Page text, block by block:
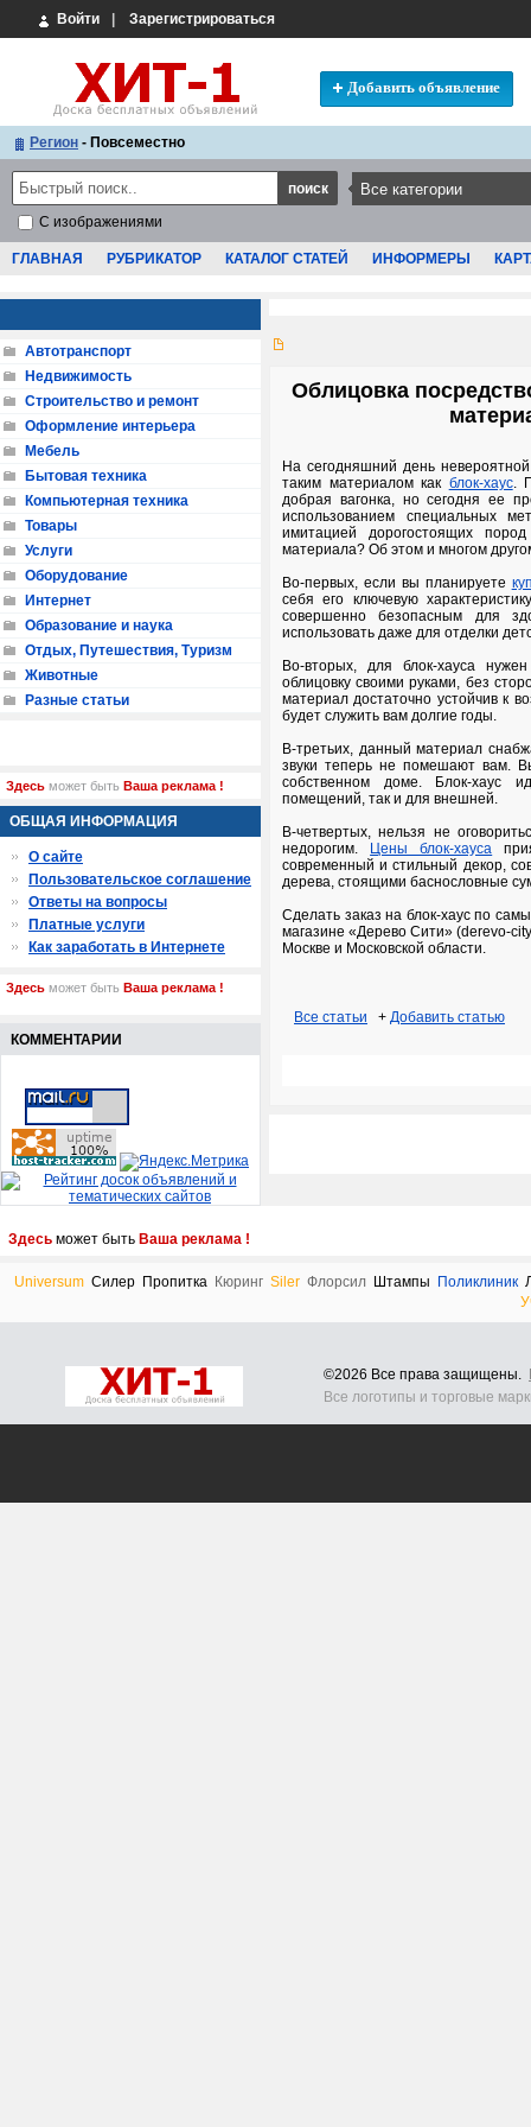
Войти Зарегистрироваться
Добавить объявление
Регион - Повсеместно
С изображениями
ГЛАВНАЯ РУБРИКАТОР КАТАЛОГ СТАТЕЙ ИНФОРМЕРЫ
Облицовка
На сегодняшний день
таким материалом как блок-хаус.
добрая вагонка, но сегодня ее
использованием специальных
имитацией дорогостоящих
материала? Об этом и многом
Во-первых, если вы планируете
себя его ключевую
совершенно безопасным для
использовать даже для отделки
Во-вторых, для блок-хауса
облицовку своими руками, без
материал достаточно устойчив к
будет служить вам долгие годы.
В-третьих, данный материал
звуки теперь не помешают вам.
собственном доме. Блок-хаус
помещений, так и для внешней.
В-четвертых, нельзя не
недорогим.
Цены блок-хауса
современный и стильный декор,
дерева, стоящими баснословные
Сделать заказ на блок-хаус по
магазине «Дерево Сити» (derevo-
Москве и Московской области.
Все статьи + Добавить статью
Автотранспорт
Недвижимость
Строительство и ремонт
Оформление интерьера
Мебель
Бытовая техника
Компьютерная техника
Товары
Услуги
Оборудование
Интернет
Образование и наука
Отдых, Путешествия, Туризм
Животные
Разные статьи
Здесь может быть Ваша реклама !
ОБЩАЯ ИНФОРМАЦИЯ
О сайте
Пользовательское соглашение
Ответы на вопросы
Платные услуги
Как заработать в Интернете
Здесь может быть Ваша реклама !
КОММЕНТАРИИ
Здесь может быть Ваша реклама !
Universum Силер Пропитка Кюринг Siler Флорсил Штампы Поликлиник
©2026 Все права защищены.
Все логотипы и торговые